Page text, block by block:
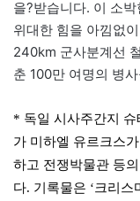
을?받습니다. 이 소
위대한 힘을 아낌없
240km 군사분계선
춘 100만 여명의 병
* 독일 시사주간지
가 미하엘 유르크스
하고 전쟁박물관 등
다. 기록물은 ‘크리스